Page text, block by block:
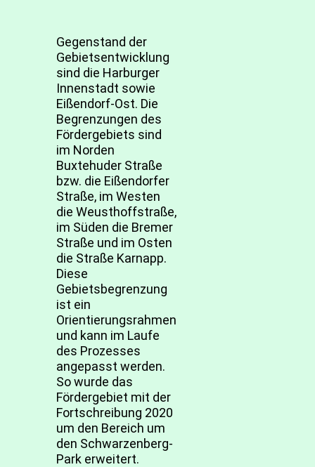
Gegenstand der
Gebietsentwicklung
sind die Harburger
Innenstadt sowie
Eißendorf-Ost. Die
Begrenzungen des
Fördergebiets sind
im Norden
Buxtehuder Straße
bzw. die Eißendorfer
Straße, im Westen
die Weusthoffstraße,
im Süden die Bremer
Straße und im Osten
die Straße Karnapp.
Diese
Gebietsbegrenzung
ist ein
Orientierungsrahmen
und kann im Laufe
des Prozesses
angepasst werden.
So wurde das
Fördergebiet mit der
Fortschreibung 2020
um den Bereich um
den Schwarzenberg-
Park erweitert.